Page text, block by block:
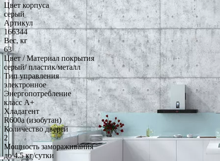
Цвет корпуса
серый
Артикул
166344
Вес, кг
63
Цвет / Материал покрытия
серый/ пластик/металл
Тип управления
электронное
Энергопотребление
класс A+
Хладагент
R600a (изобутан)
Количество дверей
2
Мощность замораживания
до 4.5 кг/cутки